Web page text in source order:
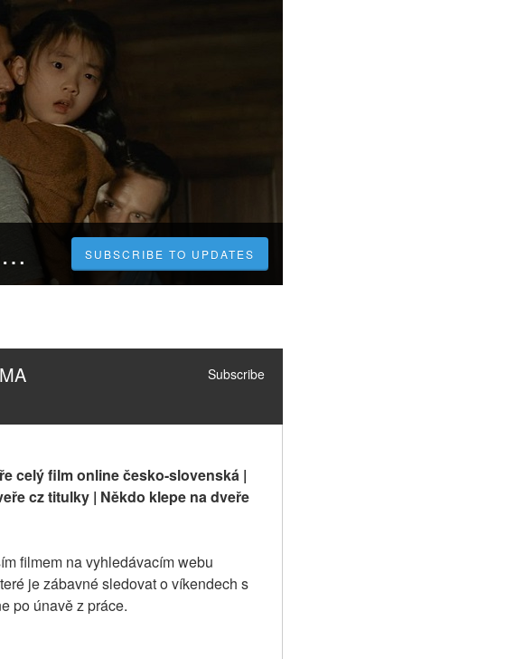
Někdo klepe na dveře | CELÝ FILM [2023] 𝐎𝐍𝐋𝐈𝐍𝐄 ZDARMA CZ/SK DABING I TITULKY SUBSCRIBE TO UPDATES
Subscribe
celý film online česko-slovenská |
cz titulky | Někdo klepe na dveře
filmem na vyhledávacím webu
je zábavné sledovat o víkendech s
po únavě z práce.